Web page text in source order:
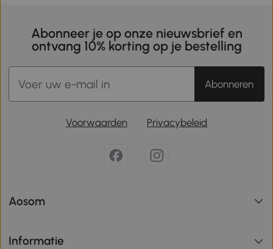
Abonneer je op onze nieuwsbrief en
ontvang 10% korting op je bestelling
Abonneren
Voorwaarden Privacybeleid
Aosom
Informatie